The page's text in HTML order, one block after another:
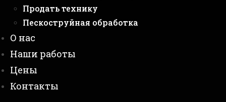
Продать технику
Пескоструйная обработка
О нас
Наши работы
Цены
Контакты